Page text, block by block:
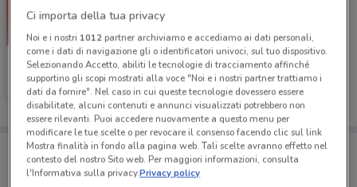
Melby
Scade il 19/05 17.8 km
Porta DoveConviene sempre con te!
Puoi trovare le migliori offerte dei negozi vicino a te,
salvarle e creare la tua lista del risparmio, comodamente
Ci importa della tua privacy
Noi e i nostri 1012partner archiviamo e accediamo ai dati personali,
come i dati di navigazione gli o identificatori univoci, sul tuo dispositivo.
Selezionando Accetto, abiliti le tecnologie di tracciamento affinché
supportino gli scopi mostrati alla voce "Noi e i nostri partner trattiamo i
dati da fornire". Nel caso in cui queste tecnologie dovessero essere
disabilitate, alcuni contenuti e annunci visualizzati potrebbero non
essere rilevanti. Puoi accedere nuovamente a questo menu per
modificare le tue scelte o per revocare il consenso facendo clic sul link
Mostra finalità in fondo alla pagina web. Tali scelte avranno effetto nel
contesto del nostro Sito web. Per maggiori informazioni, consulta
l'Informativa sulla privacy.Privacy policy